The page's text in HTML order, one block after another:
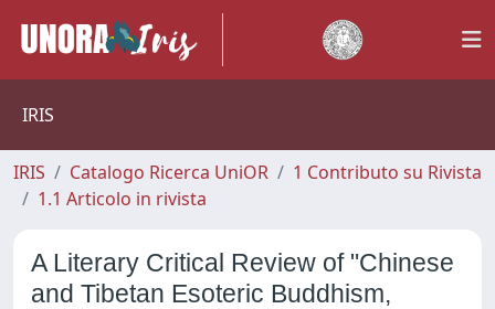
IRIS
IRIS Catalogo Ricerca UniOR
1 Contributo su Rivista
1.1 Articolo in rivista
A Literary Critical Review of "Chinese
and Tibetan Esoteric Buddhism,